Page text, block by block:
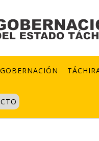
GOBERNACIÓN